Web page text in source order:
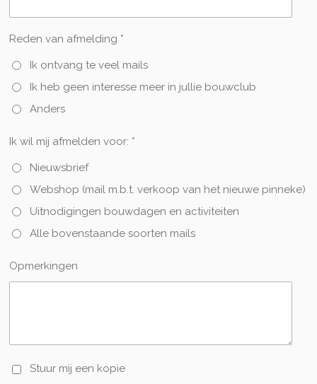
Reden van afmelding *
Ik ontvang te veel mails
Ik heb geen interesse meer in jullie bouwclub
Anders
Ik wil mij afmelden voor: *
Nieuwsbrief
Webshop (mail m.b.t. verkoop van het nieuwe pinneke)
Uitnodigingen bouwdagen en activiteiten
Alle bovenstaande soorten mails
Opmerkingen
Stuur mij een kopie